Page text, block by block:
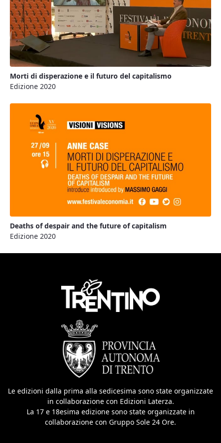
Morti di disperazione e il futuro del capitalismo
Edizione 2020
Deaths of despair and the future of capitalism
Edizione 2020
Le edizioni dalla prima alla sedicesima sono state organizzate
in collaborazione con Edizioni Laterza.
La 17 e 18esima edizione sono state organizzate in
collaborazione con Gruppo Sole 24 Ore.